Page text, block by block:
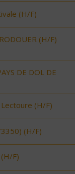
(H/F)
(H/F)
DE DOL DE
(H/F)
(H/F)
F)